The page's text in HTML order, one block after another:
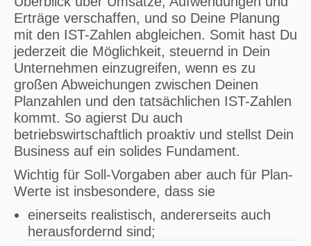
Erträge verschaffen, und so Deine Planung
mit den IST-Zahlen abgleichen. Somit hast Du
jederzeit die Möglichkeit, steuernd in Dein
Unternehmen einzugreifen, wenn es zu
großen Abweichungen zwischen Deinen
Planzahlen und den tatsächlichen IST-Zahlen
kommt. So agierst Du auch
betriebswirtschaftlich proaktiv und stellst Dein
Business auf ein solides Fundament.
Wichtig für Soll-Vorgaben aber auch für Plan-
Werte ist insbesondere, dass sie
einerseits realistisch, andererseits auch
herausfordernd sind;